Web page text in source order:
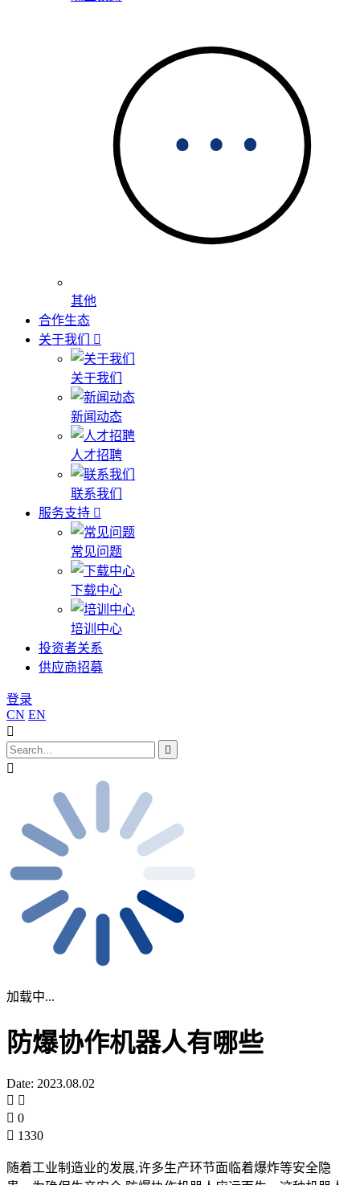
其他
合作生态
关于我们
关于我们
新闻动态
人才招聘
联系我们
服务支持
常见问题
下载中心
培训中心
投资者关系
供应商招募
登录
CN EN
加载中...
防爆协作机器人有哪些
Date: 2023.08.02
0
1330
随着工业制造业的发展,许多生产环节面临着爆炸等安全隐